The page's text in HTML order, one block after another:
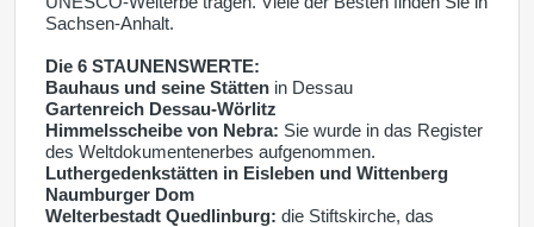
Sachsen-Anhalt.
Die 6 STAUNENSWERTE:
Bauhaus und seine Stätten in Dessau
Gartenreich Dessau-Wörlitz
Himmelsscheibe von Nebra: Sie wurde in das Register
des Weltdokumentenerbes aufgenommen.
Luthergedenkstätten in Eisleben und Wittenberg
Naumburger Dom
Welterbestadt Quedlinburg: die Stiftskirche, das